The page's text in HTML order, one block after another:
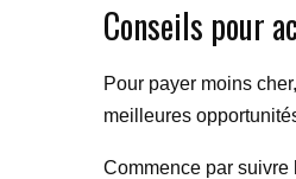
Conseils pour
Pour payer moins
meilleures
Commence par